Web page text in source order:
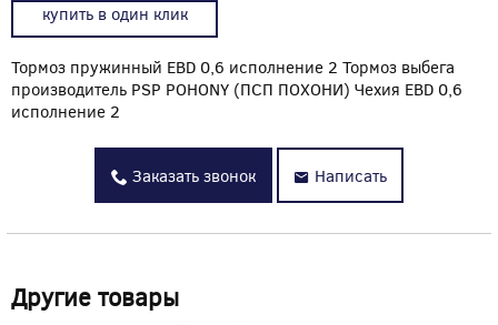
купить в один клик
Тормоз пружинный EBD 0,6 исполнение 2 Тормоз выбега
производитель PSP POHONY (ПСП ПОХОНИ) Чехия EBD 0,6
исполнение 2
Заказать звонок Написать
Другие товары